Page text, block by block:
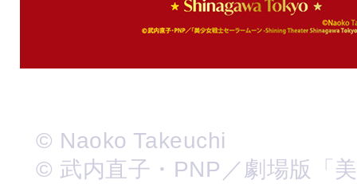
© Naoko Takeuchi
© 武内直子・PNP／劇場版「